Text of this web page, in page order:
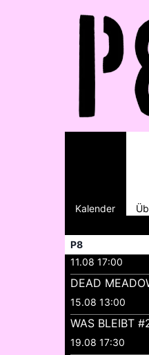
Kalender
P8
11.08 17:00
DEAD
15.08 13:00
WAS BLEIBT
19.08 17:30